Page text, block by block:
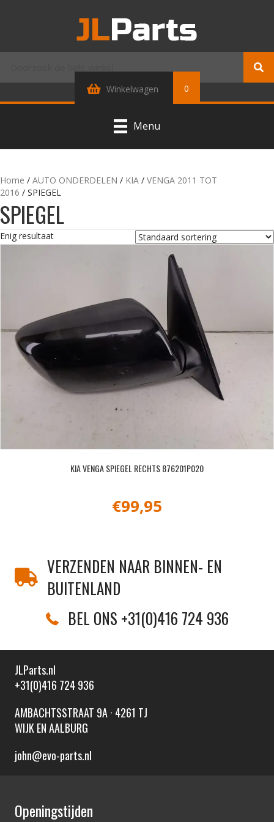
Winkelwagen 0
Menu
Home / AUTO ONDERDELEN / KIA / VENGA 2011 TOT
2016 / SPIEGEL
SPIEGEL
Enig resultaat
KIA VENGA SPIEGEL RECHTS 876201P020
€99,95
VERZENDEN NAAR BINNEN- EN
BUITENLAND
BEL ONS +31(0)416 724 936
JLParts.nl
+31(0)416 724 936
AMBACHTSSTRAAT 9A · 4261 TJ
WIJK EN AALBURG
john@evo-parts.nl
Openingstijden